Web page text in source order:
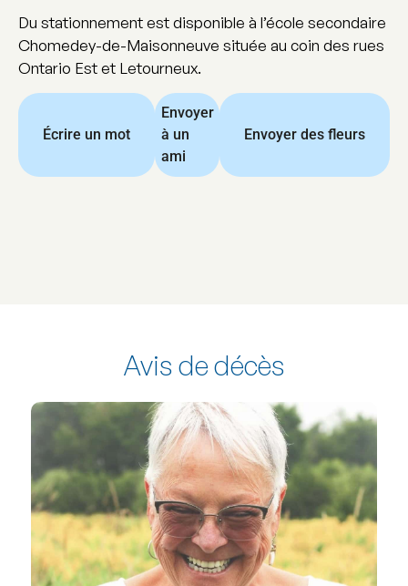
Du stationnement est disponible à l’école secondaire
Chomedey-de-Maisonneuve située au coin des rues
Ontario Est et Letourneux.
Écrire un mot
Envoyer
à un
ami
Envoyer des fleurs
Avis de décès